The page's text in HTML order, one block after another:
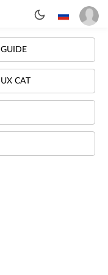
GUIDE
UX CAT